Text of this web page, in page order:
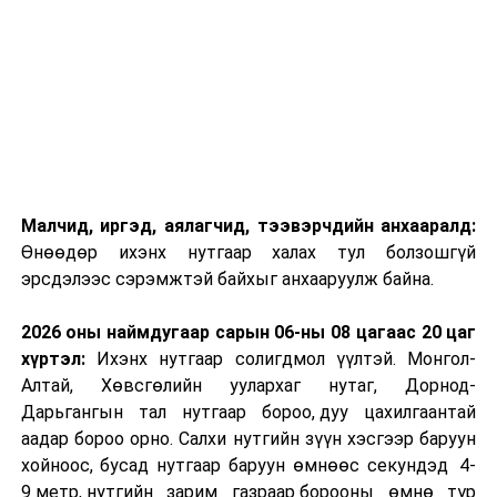
Малчид, иргэд, аялагчид, тээвэрчдийн анхааралд:
Өнөөдөр ихэнх нутгаар халах тул болзошгүй
эрсдэлээс сэрэмжтэй байхыг анхааруулж байна.
2026 оны наймдугаар сарын 06-ны 08 цагаас 20 цаг
хүртэл:Ихэнх нутгаар солигдмол үүлтэй. Монгол-
Алтай, Хөвсгөлийн уулархаг нутаг, Дорнод-
Дарьгангын тал нутгаар бороо, дуу цахилгаантай
аадар бороо орно. Салхи нутгийн зүүн хэсгээр баруун
хойноос, бусад нутгаар баруун өмнөөс секундэд 4-
9 метр, нутгийн зарим газраар борооны өмнө түр